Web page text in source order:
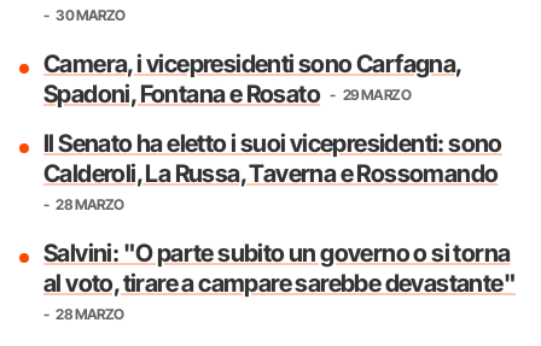
30 MARZO
Camera, i vicepresidenti sono Carfagna,
Spadoni, Fontana e Rosato
29 MARZO
Il Senato ha eletto i suoi vicepresidenti: sono
Calderoli, La Russa, Taverna e Rossomando
28 MARZO
Salvini: "O parte subito un governo o si torna
al voto, tirare a campare sarebbe devastante"
28 MARZO